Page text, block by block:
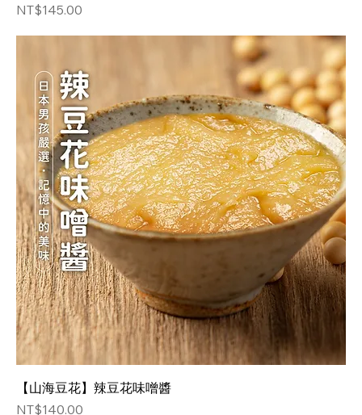
価格
NT$145.00
【山海豆花】辣豆花味噌醬
価格
NT$140.00